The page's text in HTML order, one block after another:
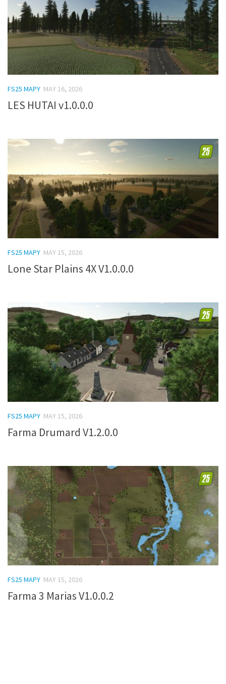
FS25 MAPY MAY 16, 2026
LES HUTAI v1.0.0.0
FS25 MAPY MAY 15, 2026
Lone Star Plains 4X V1.0.0.0
FS25 MAPY MAY 15, 2026
Farma Drumard V1.2.0.0
FS25 MAPY MAY 15, 2026
Farma 3 Marias V1.0.0.2